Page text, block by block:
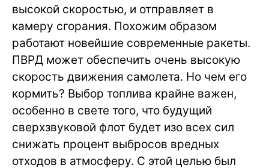
высокой скоростью, и отправляет в
камеру сгорания. Похожим образом
работают новейшие современные ракеты.
ПВРД может обеспечить очень высокую
скорость движения самолета. Но чем его
кормить? Выбор топлива крайне важен,
особенно в свете того, что будущий
сверхзвуковой флот будет изо всех сил
снижать процент выбросов вредных
отходов в атмосферу. С этой целью был